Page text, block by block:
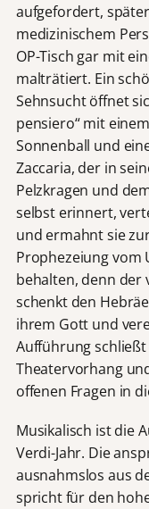
aufgefordert,
medizinischem
OP-Tisch gar mit
malträtiert. Ein
Sehnsucht öffnet
pensiero“ mit
Sonnenball und
Zaccaria, der in
Pelzkragen und
selbst erinnert,
und ermahnt sie
Prophezeiung vom
behalten, denn der
schenkt den
ihrem Gott und
Aufführung
Theatervorhang
offenen Fragen in
Musikalisch ist die
Verdi-Jahr. Die
ausnahmslos aus
spricht für den